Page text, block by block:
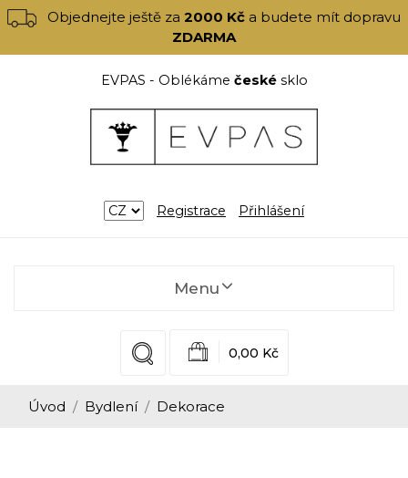
Objednejte ještě za2000 Kč a budete mít dopravu
ZDARMA
EVPAS - Oblékáme českésklo
Registrace Přihlášení
Menu
0,00 Kč
Úvod Bydlení Dekorace